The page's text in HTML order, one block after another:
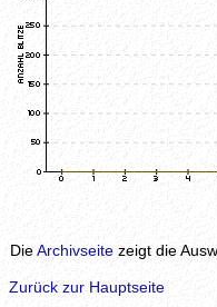
DieArchivseite zeigt die
Zurück zur Hauptseite